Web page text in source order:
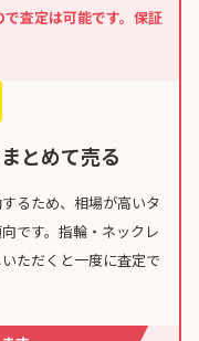
査定は可能です。保証
とめて売る
るため、相場が高いタ
です。指輪・ネックレ
ただくと一度に査定で